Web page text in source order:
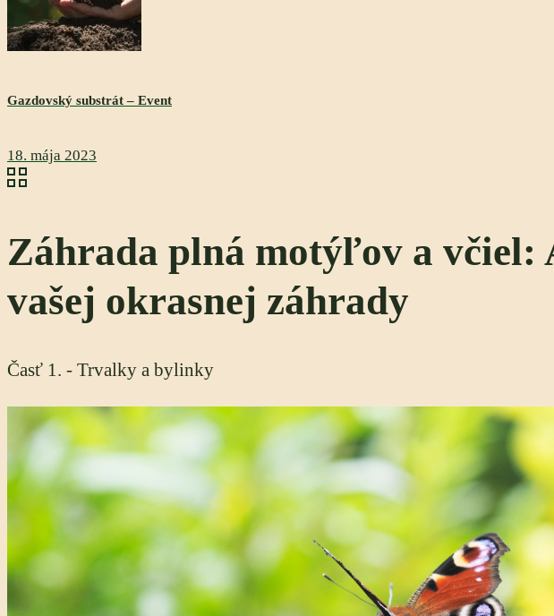
Gazdovský substrát – Event
18. mája 2023
Záhrada plná motýľov a
vašej okrasnej záhrady
Časť 1. - Trvalky a bylinky